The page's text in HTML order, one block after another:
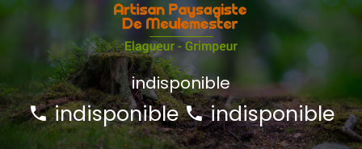
indisponible
indisponible indisponible